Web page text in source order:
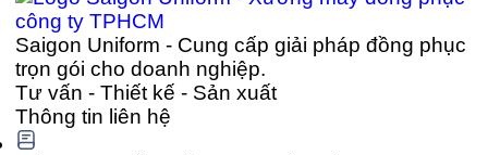
Saigon Uniform - Cung cấp giải pháp đồng phục
trọn gói cho doanh nghiệp.
Tư vấn - Thiết kế - Sản xuất
Thông tin liên hệ